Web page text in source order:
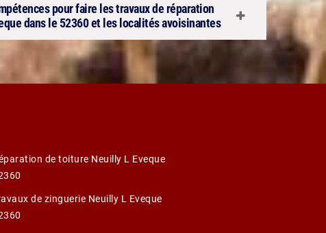
pour faire les travaux de réparation
dans le 52360 et les localités avoisinantes
de toiture Neuilly L Eveque
de zinguerie Neuilly L Eveque